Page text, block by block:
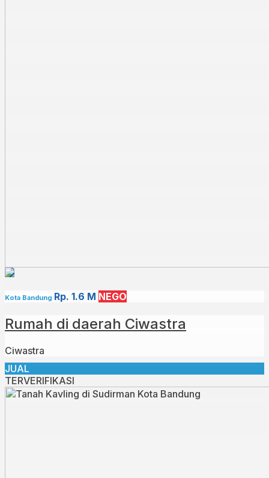
Kota Bandung Rp. 1.6 M NEGO
Rumah di daerah Ciwastra
Ciwastra
JUAL
TERVERIFIKASI